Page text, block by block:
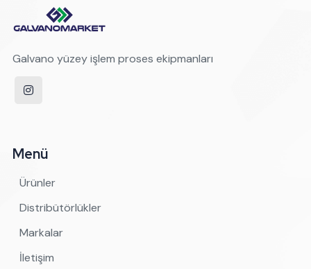
Galvano yüzey işlem proses ekipmanları
Menü
Ürünler
Distribütörlükler
Markalar
İletişim